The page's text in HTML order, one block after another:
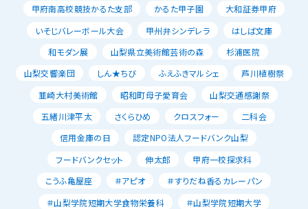
甲府南高校競技かるた支部
かるた甲子園
大和証券甲府
いそじバレーボール大会
甲州弁シンデレラ
はしば文庫
和モダン展
山梨県立美術館芸術の森
杉浦医院
山梨交響楽団
しん★ちび ふえふきマルシェ
芦川植樹祭
韮崎大村美術館
昭和町母子愛育会
山梨交通感謝祭
五緒川津平太
さくらひめ クロスフォー
二科会
信用金庫の日
認定NPO法人フードバンク山梨
フードバンクセット
伸太郎
甲府一校探求科
こうふ亀屋座
＃アピオ
＃すりだね香るカレーパン
＃山梨学院短期大学食物栄養科
＃山梨学院短期大学